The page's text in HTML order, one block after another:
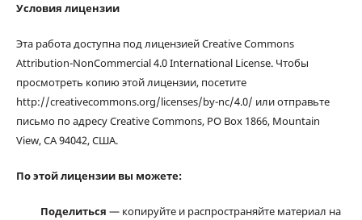
Условия лицензии
Эта работа доступна под лицензией Creative Commons
Attribution-NonCommercial 4.0 International License. Чтобы
просмотреть копию этой лицензии, посетите
http://creativecommons.org/licenses/by-nc/4.0/ или отправьте
письмо по адресу Creative Commons, PO Box 1866, Mountain
View, CA 94042, США.
По этой лицензии вы можете:
Поделиться — копируйте и распространяйте материал на